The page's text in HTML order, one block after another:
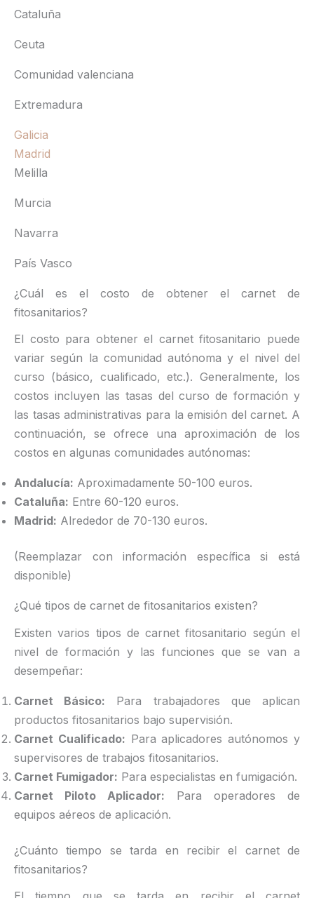
Cataluña
Ceuta
Comunidad valenciana
Extremadura
Galicia
Madrid
Melilla
Murcia
Navarra
País Vasco
¿Cuál es el costo de obtener el carnet de
fitosanitarios?
El costo para obtener el carnet fitosanitario puede
variar según la comunidad autónoma y el nivel del
curso (básico, cualificado, etc.). Generalmente, los
costos incluyen las tasas del curso de formación y
las tasas administrativas para la emisión del carnet. A
continuación, se ofrece una aproximación de los
costos en algunas comunidades autónomas:
Andalucía: Aproximadamente 50-100 euros.
Cataluña: Entre 60-120 euros.
Madrid: Alrededor de 70-130 euros.
(Reemplazar con información específica si está
disponible)
¿Qué tipos de carnet de fitosanitarios existen?
Existen varios tipos de carnet fitosanitario según el
nivel de formación y las funciones que se van a
desempeñar:
Carnet Básico: Para trabajadores que aplican
productos fitosanitarios bajo supervisión.
Carnet Cualificado: Para aplicadores autónomos y
supervisores de trabajos fitosanitarios.
Carnet Fumigador: Para especialistas en fumigación.
Carnet Piloto Aplicador: Para operadores de
equipos aéreos de aplicación.
¿Cuánto tiempo se tarda en recibir el carnet de
fitosanitarios?